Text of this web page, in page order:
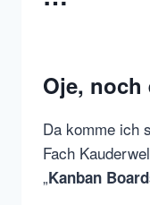
Oje, noch
Da komme ich
Fach
„Kanban